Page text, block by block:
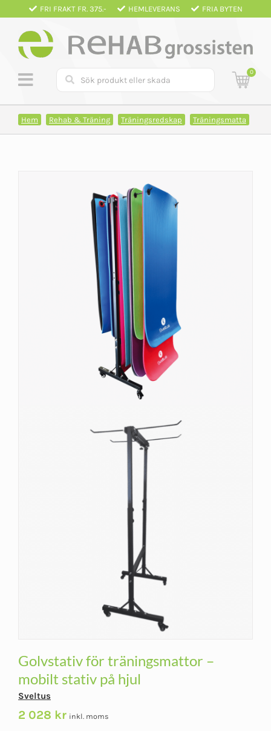
Fortsätt
innehållet
FRI FRAKT FR. 375.- HEMLEVERANS FRIA BYTEN
0
Hem Rehab & Träning Träningsredskap Träningsmatta
Golvstativ för träningsmattor –
mobilt stativ på hjul
Sveltus
2 028 kr inkl. moms